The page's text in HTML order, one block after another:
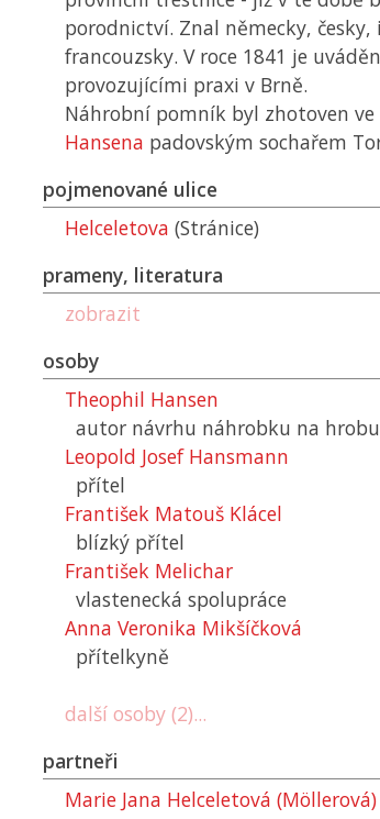
porodnictví. Znal německy, česky,
francouzsky. V roce 1841 je
provozujícími praxi v Brně.
Náhrobní pomník byl zhotoven
Hansena padovským sochařem
pojmenované ulice
Helceletova (Stránice)
prameny, literatura
zobrazit
osoby
Theophil Hansen
autor návrhu náhrobku na hrobu
Leopold Josef Hansmann
přítel
František Matouš Klácel
blízký přítel
František Melichar
vlastenecká spolupráce
Anna Veronika Mikšíčková
přítelkyně
další osoby (2)...
partneři
Marie Jana Helceletová (Möllerová)